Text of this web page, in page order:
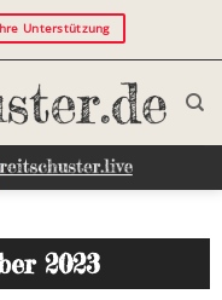
Unterstützung
2023